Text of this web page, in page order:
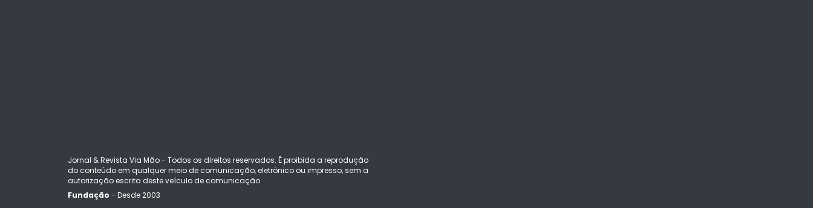
Jornal & Revista Via Mão - Todos os direitos reservados. É proibida a reprodução
do conteúdo em qualquer meio de comunicação, eletrônico ou impresso, sem a
autorização escrita deste veículo de comunicação
Fundação - Desde 2003